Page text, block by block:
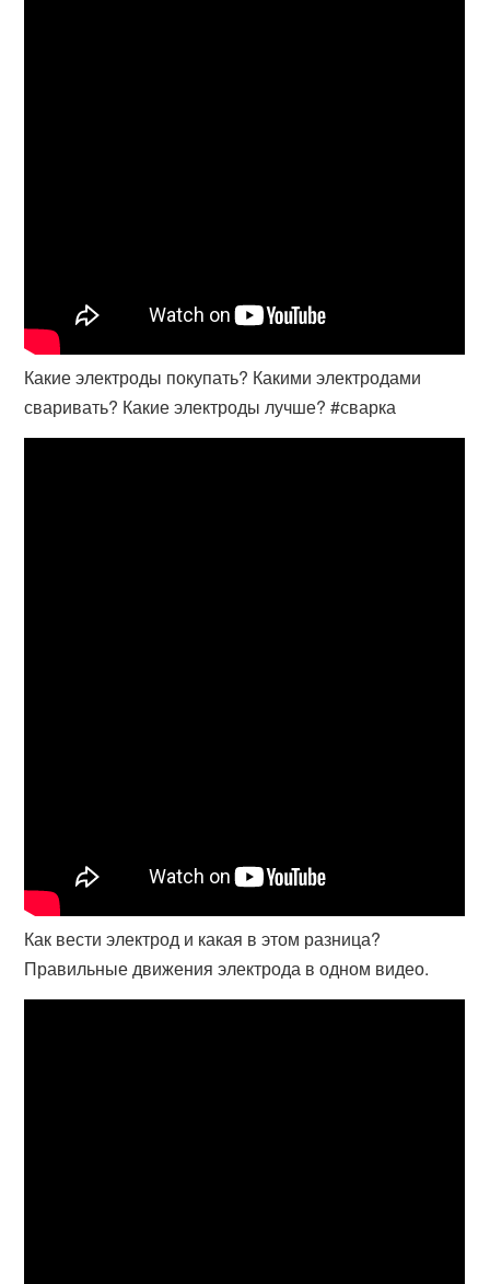
Какие электроды покупать? Какими электродами
сваривать? Какие электроды лучше? #сварка
Как вести электрод и какая в этом разница?
Правильные движения электрода в одном видео.